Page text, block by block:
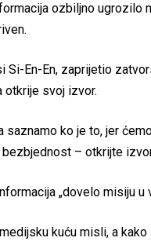
ozbiljno
Si-En-En, zaprijetio
otkrije svoj izvor.
saznamo ko je to, jer
bezbjednost – otkrijte
„dovelo misiju u
kuću misli, a